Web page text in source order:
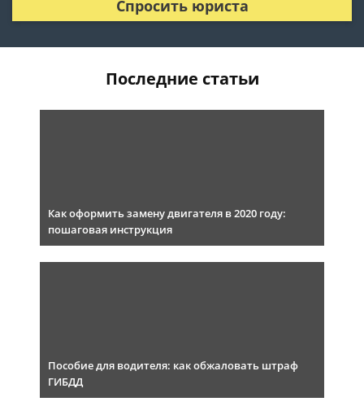
Спросить юриста
Последние статьи
Как оформить замену двигателя в 2020 году:
пошаговая инструкция
Пособие для водителя: как обжаловать штраф
ГИБДД